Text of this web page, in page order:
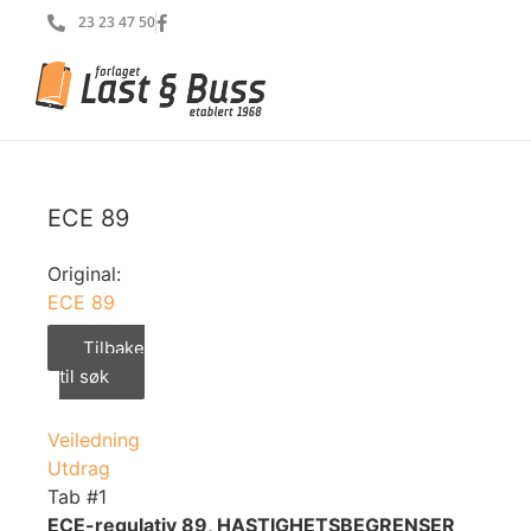
23 23 47 50
ECE 89
Original:
ECE 89
Tilbake
til søk
Veiledning
Utdrag
Tab #1
ECE-regulativ 89, HASTIGHETSBEGRENSER